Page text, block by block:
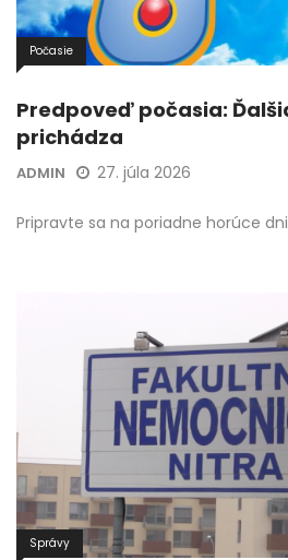
Počasie
Predpoveď počasia:
prichádza
ADMIN 27. júla 2026
Pripravte sa na poriadne horúce
Správy